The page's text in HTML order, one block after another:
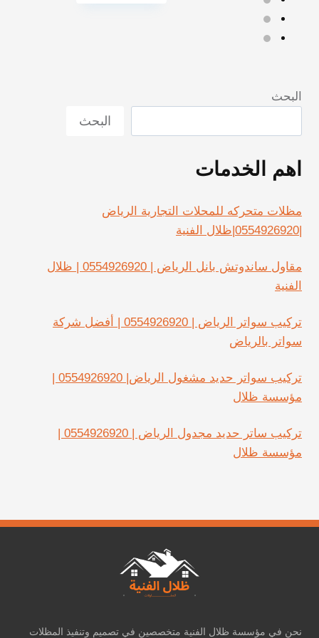
البحث
البحث
اهم الخدمات
مظلات متحركه للمحلات التجارية الرياض
|0554926920|ظلال الفنية
مقاول ساندوتش بانل الرياض | 0554926920 | ظلال
الفنية
تركيب سواتر الرياض | 0554926920 | أفضل شركة
سواتر بالرياض
تركيب سواتر حديد مشغول الرياض| 0554926920 |
مؤسسة ظلال
تركيب ساتر حديد مجدول الرياض | 0554926920 |
مؤسسة ظلال
نحن في مؤسسة ظلال الفنية متخصصين في تصميم وتنفيذ المظلات